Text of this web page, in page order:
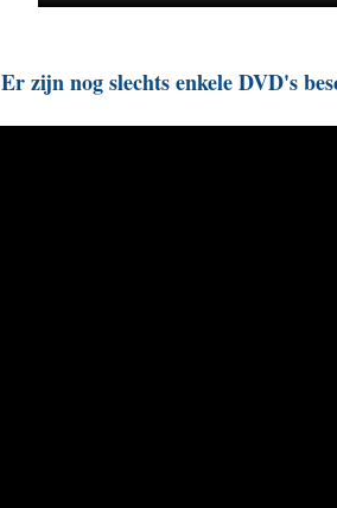
Er zijn nog slechts enkele DVD's